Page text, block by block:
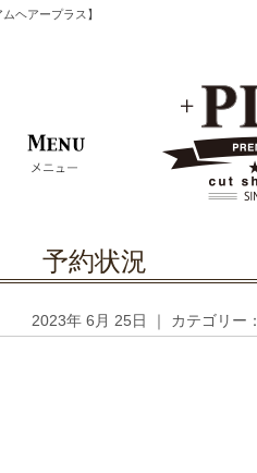
ヘアープラス】
予約状況
2023年 6月 25日 ｜ カテゴリー：